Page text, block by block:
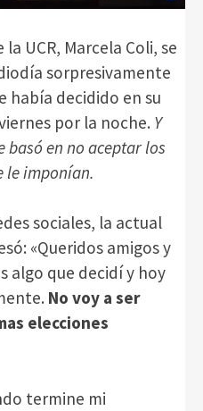
UCR, Marcela Coli, se
sorpresivamente
había decidido en su
por la noche. Y
basó en no aceptar los
le imponían.
sociales, la actual
«Queridos amigos y
algo que decidí y hoy
No voy a ser
elecciones
termine mi